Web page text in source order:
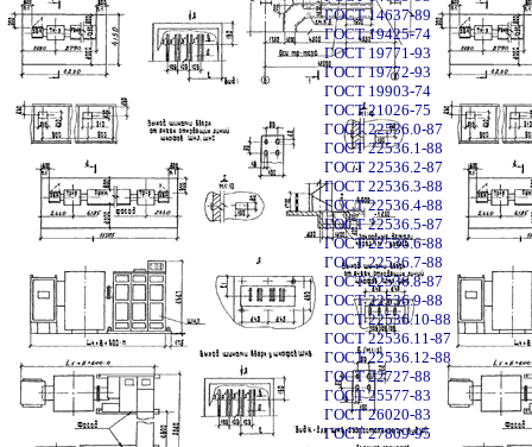
ГОСТ 14637-89
ГОСТ 19425-74
ГОСТ 19771-93
ГОСТ 19772-93
ГОСТ 19903-74
ГОСТ 21026-75
ГОСТ 22536.0-87
ГОСТ 22536.1-88
ГОСТ 22536.2-87
ГОСТ 22536.3-88
ГОСТ 22536.4-88
ГОСТ 22536.5-87
ГОСТ 22536.6-88
ГОСТ 22536.7-88
ГОСТ 22536.8-87
ГОСТ 22536.9-88
ГОСТ 22536.10-88
ГОСТ 22536.11-87
ГОСТ 22536.12-88
ГОСТ 22727-88
ГОСТ 25577-83
ГОСТ 26020-83
ГОСТ 27809-95